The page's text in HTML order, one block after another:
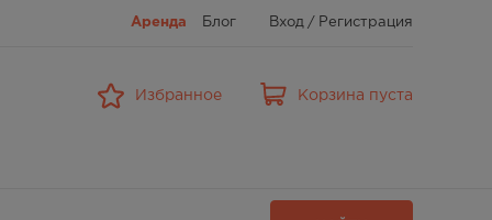
Аренда Блог Вход / Регистрация
Избранное Корзина пуста